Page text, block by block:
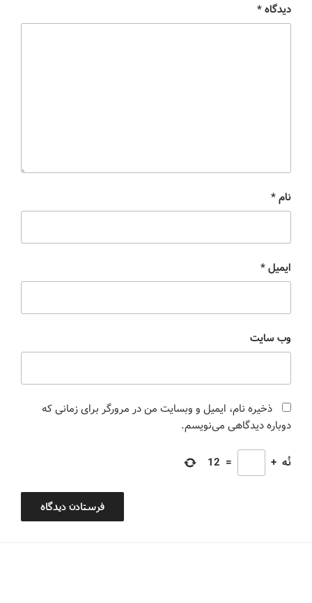
دیدگاه*
نام*
ایمیل*
وب‌ سایت
ذخیره نام، ایمیل و وبسایت من در مرورگر برای زمانی که
دوباره دیدگاهی می‌نویسم.
نُه +
=
12